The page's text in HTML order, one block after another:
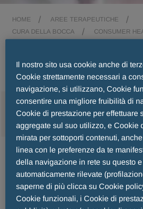
HOME
AREE TERAPEUTICHE
CURA DELLA BOCCA
CONSUMER
MENU
Herpmed Labiale
Il nostro sito usa cookie anche di
Cookie strettamente necessari a
navigazione, si utilizzano, Cookie
consentire una migliore fruibilità di
Cookie di prestazione per effettuare
aggregate sul suo utilizzo, e Cookie
mirata per sottoporti contenuti,
linea con le preferenze da te
della navigazione in rete su questo
automaticamente rilevate
saperne di più clicca su Cookie
Cookie funzionali, i Cookie di